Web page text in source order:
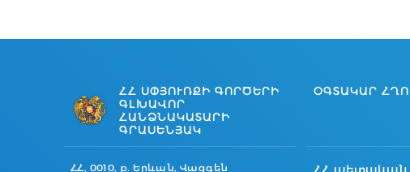
ՀՀ ՍՓՅՈՒՌՔԻ ԳՈՐԾԵՐԻ
ԳԼԽԱՎՈՐ
ՀԱՆՁՆԱԿԱՏԱՐԻ
ԳՐԱՍԵՆՅԱԿ
ՀՀ, 0010, ք. Երևան, Վազգեն
ՕԳՏԱԿԱՐ